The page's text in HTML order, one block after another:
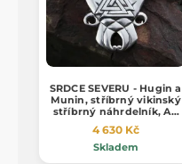
SRDCE SEVERU - Hugin a
Munin, stříbrný vikinský
stříbrný náhrdelník, Ag
4 630 Kč
Skladem